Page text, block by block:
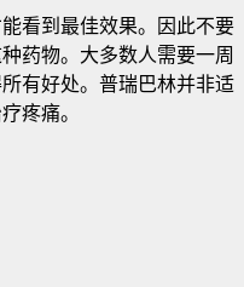
看到最佳效果。因此不要
药物。大多数人需要一周
有好处。普瑞巴林并非适
疼痛。